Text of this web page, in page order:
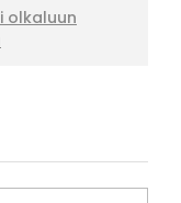
olkaluun